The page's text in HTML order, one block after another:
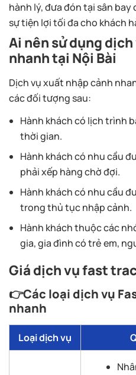
hành lý, đưa đón tại sân
sự tiện lợi tối đa cho khách
Ai nên sử dụng
nhanh tại Nội Bài
Dịch vụ xuất nhập cảnh
các đối tượng sau:
Hành khách có lịch trình
thời gian.
Hành khách có nhu cầu
phải xếp hàng chờ đợi.
Hành khách có nhu cầu
trong thủ tục nhập cảnh.
Hành khách thuộc các
gia, gia đình có trẻ em,
Giá dịch vụ fast
👉Các loại dịch vụ
nhanh
Loại dịch vụ